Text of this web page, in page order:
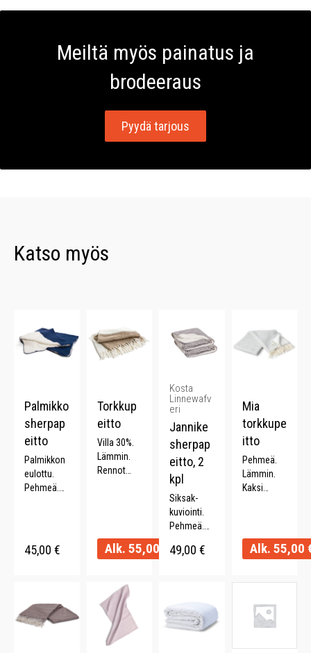
Meiltä myös painatus ja
brodeeraus
Pyydä tarjous
Katso myös
Palmikko
sherpap
eitto
Palmikkon
eulottu.
Pehmeä.
nen.
45,00 €
Torkkup
eitto
Villa 30%.
Lämmin.
Rennot
Alk. 55,00
Kosta
Linnewafv
eri
Jannike
sherpap
eitto, 2
kpl
Siksak-
kuviointi.
Pehmeä.
e. 120 x
49,00 €
Mia
torkkupe
itto
Pehmeä.
Lämmin.
Kaksi
Alk. 55,00